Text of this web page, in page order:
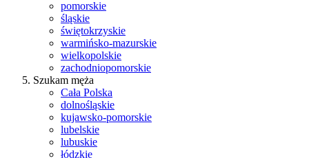
pomorskie
śląskie
świętokrzyskie
warmińsko-mazurskie
wielkopolskie
zachodniopomorskie
Szukam męża
Cała Polska
dolnośląskie
kujawsko-pomorskie
lubelskie
lubuskie
łódzkie